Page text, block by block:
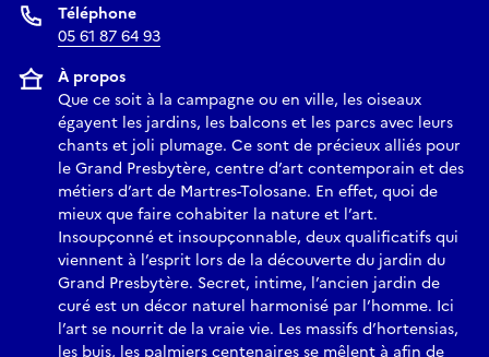
Téléphone
05 61 87 64 93
À propos
Que ce soit à la campagne ou en ville, les oiseaux
égayent les jardins, les balcons et les parcs avec leurs
chants et joli plumage. Ce sont de précieux alliés pour
le Grand Presbytère, centre d’art contemporain et des
métiers d’art de Martres-Tolosane. En effet, quoi de
mieux que faire cohabiter la nature et l’art.
Insoupçonné et insoupçonnable, deux qualificatifs qui
viennent à l’esprit lors de la découverte du jardin du
Grand Presbytère. Secret, intime, l’ancien jardin de
curé est un décor naturel harmonisé par l’homme. Ici
l’art se nourrit de la vraie vie. Les massifs d’hortensias,
les buis, les palmiers centenaires se mêlent à afin de